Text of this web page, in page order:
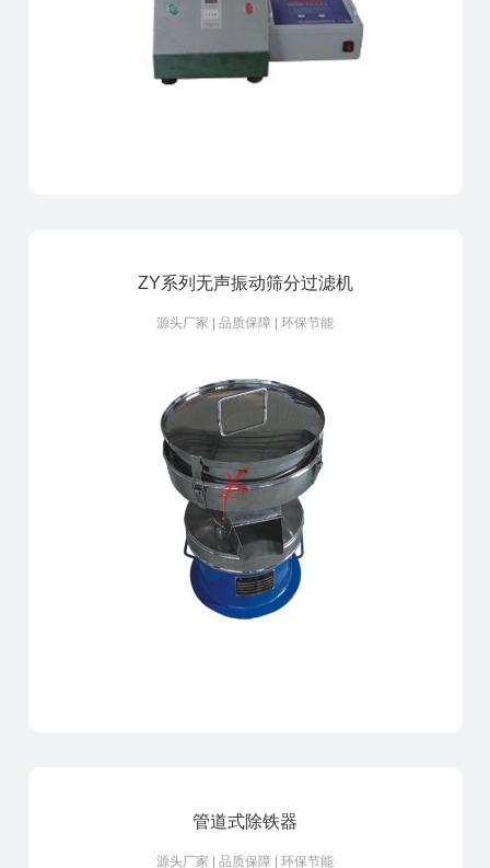
ZY系列无声振动筛分过滤机
源头厂家 | 品质保障 | 环保节能
管道式除铁器
源头厂家 | 品质保障 | 环保节能